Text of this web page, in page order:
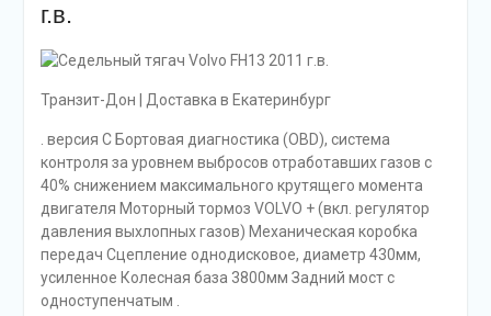
г.в.
Транзит-Дон | Доставка в Екатеринбург
. версия С Бортовая диагностика (ОВD), система
контроля за уровнем выбросов отработавших газов с
40% снижением максимального крутящего момента
двигателя Моторный тормоз VOLVO + (вкл. регулятор
давления выхлопных газов) Механическая коробка
передач Сцепление однодисковое, диаметр 430мм,
усиленное Колесная база 3800мм Задний мост с
одноступенчатым .